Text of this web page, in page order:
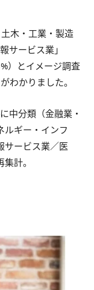
木・工業・製造
サービス業」
）とイメージ調査
わかりました。
中分類（金融業・
ルギー・インフ
サービス業／医
計。